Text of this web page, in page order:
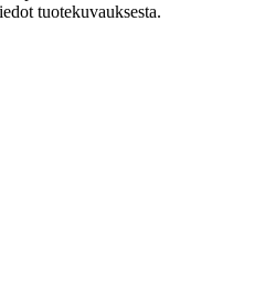
tuotekuvauksesta.